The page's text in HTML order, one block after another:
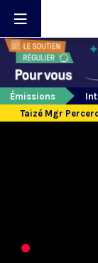
Émissions
Taizé Mgr